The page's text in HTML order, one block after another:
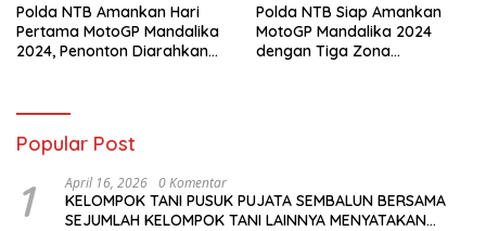
Polda NTB Amankan Hari
Pertama MotoGP Mandalika
2024, Penonton Diarahkan
Polda NTB Siap Amankan
MotoGP Mandalika 2024
dengan Tiga Zona
Popular Post
1 April 16, 2026 0 Komentar
KELOMPOK TANI PUSUK PUJATA SEMBALUN BERSAMA
SEJUMLAH KELOMPOK TANI LAINNYA MENYATAKAN